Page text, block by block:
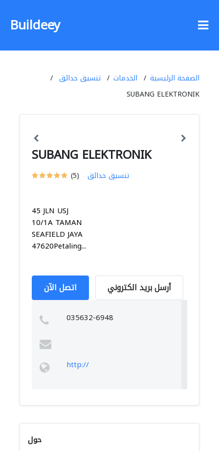
Buildeey
الصفحة الرئيسية الخدمات
تنسيق حدائق
SUBANG ELEKTRONIK
SUBANG ELEKTRONIK
(5) تنسيق حدائق
45 JLN USJ
10/1A TAMAN
SEAFIELD JAYA
47620Petaling...
اتصل الآن أرسل بريد الكتروني
035632-6948
http://
حول